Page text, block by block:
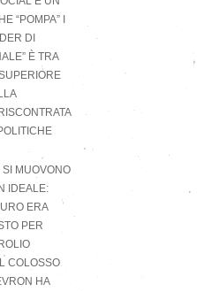
“POMPA” I
DI
È TRA
MUOVONO
IDEALE:
ERA
PER
COLOSSO
HA